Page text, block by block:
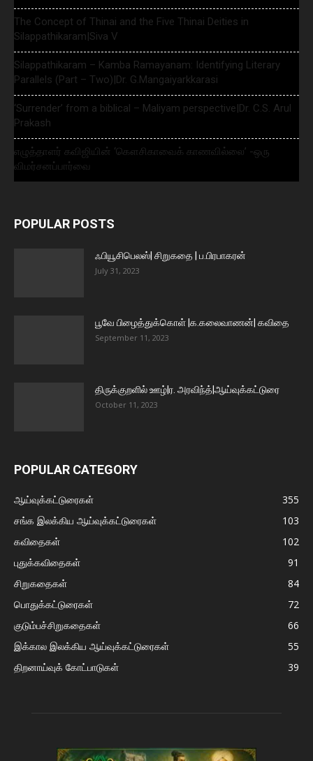
The Concept of Thinai and the Five Thinai Deities in
Silappathikaram|Siva V
Silappathikaram – Kamba Ramayanam: Identifying Literary
Parallels (Part – Two)|Dr. G.Mangaiyarkkarasi
‘Surrender’ from a biblical – Maliyam perspective|Dr. C.S. Arul
Prakash
எழுத்தாளர் கவிஜியின் ‘கௌசிகாவைக் காணவில்லை’ -ஒரு
விமர்சனப்பார்வை
POPULAR POSTS
ஃபியூசிபெலஸ்| சிறுகதை | ப.பிரபாகரன்
July 31, 2023
பூவே பிழைத்துக்கொள் |க.கலைவாணன்| கவிதை
September 11, 2023
திருக்குறளில் ஊழ்|ர. அரவிந்த்|ஆய்வுக்கட்டுரை
October 11, 2023
POPULAR CATEGORY
ஆய்வுக்கட்டுரைகள்
355
சங்க இலக்கிய ஆய்வுக்கட்டுரைகள்
103
கவிதைகள்
102
புதுக்கவிதைகள்
91
சிறுகதைகள்
84
பொதுக்கட்டுரைகள்
72
குடும்பச்சிறுகதைகள்
66
இக்கால இலக்கிய ஆய்வுக்கட்டுரைகள்
55
திறனாய்வுக் கோட்பாடுகள்
39